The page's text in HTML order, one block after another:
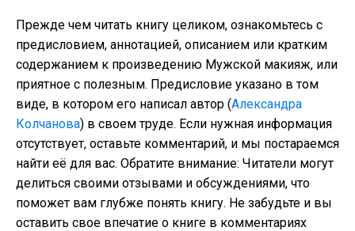
Прежде чем читать книгу целиком, ознакомьтесь с
предисловием, аннотацией, описанием или кратким
содержанием к произведению Мужской макияж, или
приятное с полезным. Предисловие указано в том
виде, в котором его написал автор (Александра
Колчанова) в своем труде. Если нужная информация
отсутствует, оставьте комментарий, и мы постараемся
найти её для вас. Обратите внимание: Читатели могут
делиться своими отзывами и обсуждениями, что
поможет вам глубже понять книгу. Не забудьте и вы
оставить свое впечатие о книге в комментариях